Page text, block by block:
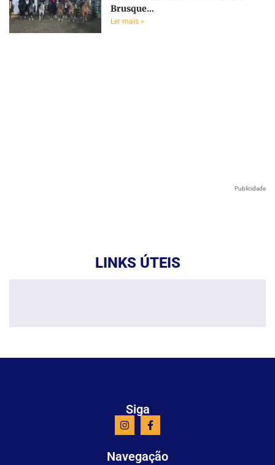
Brusque...
Ler mais »
Publicidade
LINKS ÚTEIS
Siga
Navegação